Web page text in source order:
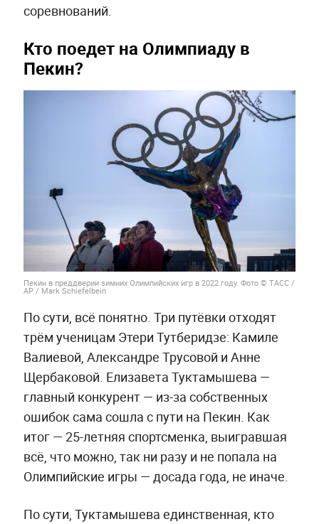
соревнований.
Кто поедет на Олимпиаду в
Пекин?
Пекин в преддверии зимних Олимпийских игр в 2022 году. Фото © ТАСС /
AP / Mark Schiefelbein
По сути, всё понятно. Три путёвки отходят
трём ученицам Этери Тутберидзе: Камиле
Валиевой, Александре Трусовой и Анне
Щербаковой. Елизавета Туктамышева —
главный конкурент — из-за собственных
ошибок сама сошла с пути на Пекин. Как
итог — 25-летняя спортсменка, выигравшая
всё, что можно, так ни разу и не попала на
Олимпийские игры — досада года, не иначе.
По сути, Туктамышева единственная, кто